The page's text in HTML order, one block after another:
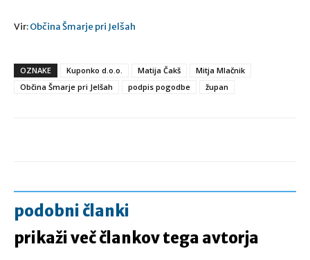
Vir:Občina Šmarje pri Jelšah
OZNAKE Kuponko d.o.o. Matija Čakš
Mitja Mlačnik
Občina Šmarje pri Jelšah
podpis pogodbe župan
podobni članki
prikaži več člankov tega avtorja